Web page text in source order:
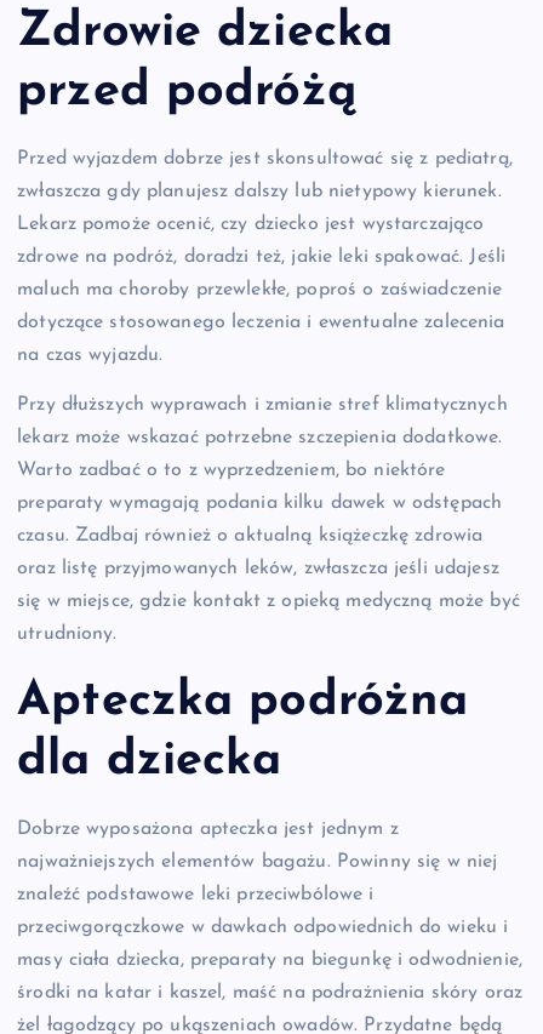
Zdrowie dziecka
przed podróżą
Przed wyjazdem dobrze jest skonsultować się z pediatrą,
zwłaszcza gdy planujesz dalszy lub nietypowy kierunek.
Lekarz pomoże ocenić, czy dziecko jest wystarczająco
zdrowe na podróż, doradzi też, jakie leki spakować. Jeśli
maluch ma choroby przewlekłe, poproś o zaświadczenie
dotyczące stosowanego leczenia i ewentualne zalecenia
na czas wyjazdu.
Przy dłuższych wyprawach i zmianie stref klimatycznych
lekarz może wskazać potrzebne szczepienia dodatkowe.
Warto zadbać o to z wyprzedzeniem, bo niektóre
preparaty wymagają podania kilku dawek w odstępach
czasu. Zadbaj również o aktualną książeczkę zdrowia
oraz listę przyjmowanych leków, zwłaszcza jeśli udajesz
się w miejsce, gdzie kontakt z opieką medyczną może być
utrudniony.
Apteczka podróżna
dla dziecka
Dobrze wyposażona apteczka jest jednym z
najważniejszych elementów bagażu. Powinny się w niej
znaleźć podstawowe leki przeciwbólowe i
przeciwgorączkowe w dawkach odpowiednich do wieku i
masy ciała dziecka, preparaty na biegunkę i odwodnienie,
środki na katar i kaszel, maść na podrażnienia skóry oraz
żel łagodzący po ukąszeniach owadów. Przydatne będą